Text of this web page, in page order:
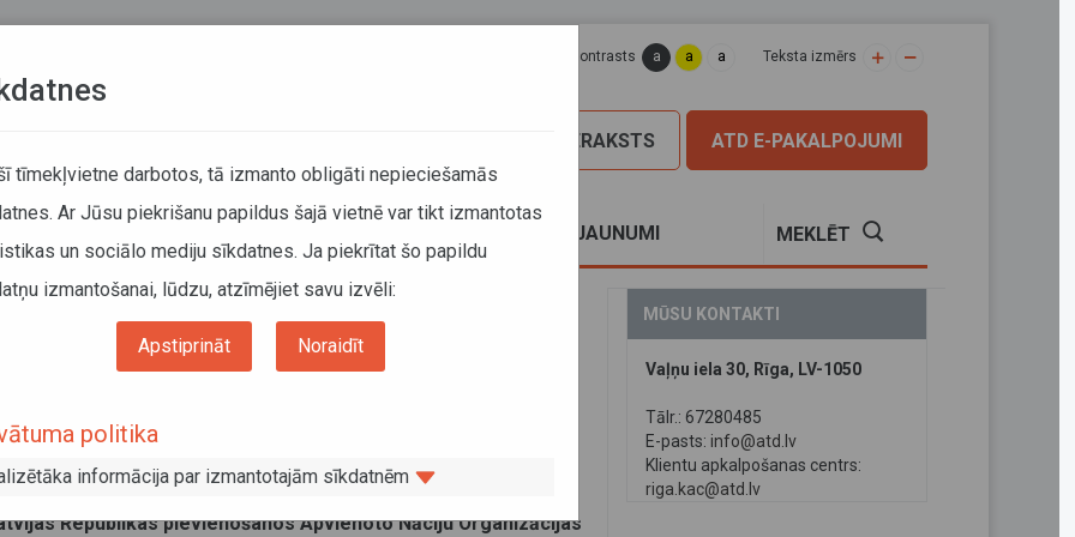
Lapas kontrasts a a a Teksta izmērs
ATD E-PAKALPOJUMI
PIERAKSTS
JAUNUMI MEKLĒT
par kravu starptautisko autopārvadājumu līgumu (CMR)
līgumu (CMR)
Republikas pievienošanosApvienoto Nāciju Organizācijas
MŪSU KONTAKTI
Vaļņu iela 30, Rīga, LV-1050
Tālr.: 67280485
E-pasts: info@atd.lv
Klientu apkalpošanas centrs:
riga.kac@atd.lv
tīmekļvietne darbotos, tā izmanto obligāti nepieciešamās
Ar Jūsu piekrišanu papildus šajā vietnē var tikt izmantotas
un sociālo mediju sīkdatnes. Ja piekrītat šo papildu
izmantošanai, lūdzu, atzīmējiet savu izvēli:
Apstiprināt Noraidīt
politika
informācija par izmantotajām sīkdatnēm